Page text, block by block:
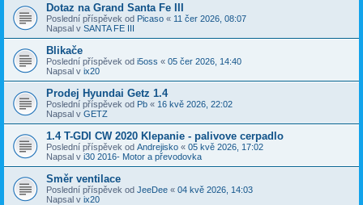
Dotaz na Grand Santa Fe III
Poslední příspěvek od Picaso « 11 čer 2026, 08:07
Napsal v SANTA FE III
Blikače
Poslední příspěvek od i5oss « 05 čer 2026, 14:40
Napsal v ix20
Prodej Hyundai Getz 1.4
Poslední příspěvek od Pb « 16 kvě 2026, 22:02
Napsal v GETZ
1.4 T-GDI CW 2020 Klepanie - palivove cerpadlo
Poslední příspěvek od Andrejisko « 05 kvě 2026, 17:02
Napsal v i30 2016- Motor a převodovka
Směr ventilace
Poslední příspěvek od JeeDee « 04 kvě 2026, 14:03
Napsal v ix20